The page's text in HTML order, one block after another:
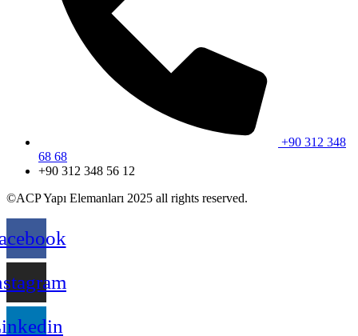
+90 312 348
68 68
+90 312 348 56 12
©ACP Yapı Elemanları 2025 all rights reserved.